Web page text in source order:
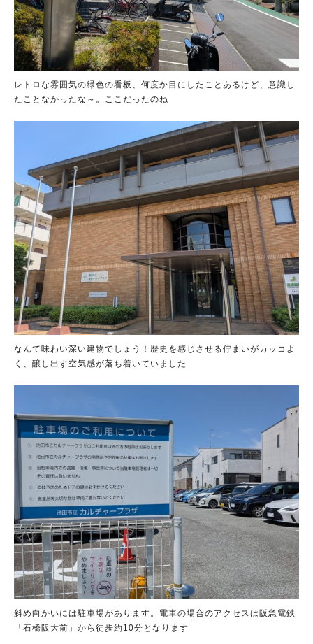
レトロな雰囲気の緑色の看板、何度か目にしたことあるけど、意識し
たことなかったな～。ここだったのね
なんて味わい深い建物でしょう！歴史を感じさせる佇まいがカッコよ
く、醸し出す空気感が落ち着いていました
斜め向かいには駐車場があります。電車の場合のアクセスは阪急電鉄
「石橋阪大前」から徒歩約10分となります